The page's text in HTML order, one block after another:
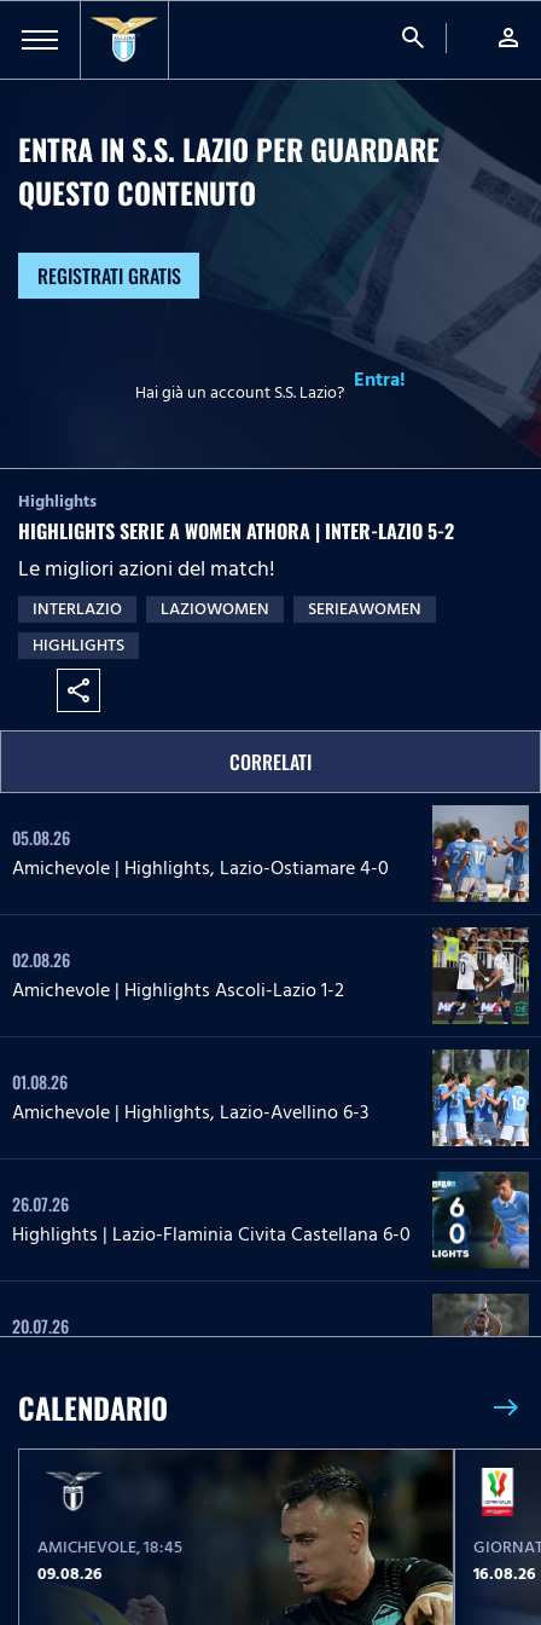
search person
ENTRA IN S.S. LAZIO PER GUARDARE
QUESTO CONTENUTO
REGISTRATI GRATIS
Hai già un account S.S. Lazio? Entra!
Highlights
HIGHLIGHTS SERIE A WOMEN ATHORA | INTER-LAZIO 5-2
Le migliori azioni del match!
INTERLAZIO LAZIOWOMEN
SERIEAWOMEN
HIGHLIGHTS
share
CORRELATI
05.08.26
Amichevole | Highlights, Lazio-Ostiamare 4-0
02.08.26
Amichevole | Highlights Ascoli-Lazio 1-2
01.08.26
Amichevole | Highlights, Lazio-Avellino 6-3
26.07.26
Highlights | Lazio-Flaminia Civita Castellana 6-0
20.07.26
24.05.26
Highlights Serie A Enilive | Lazio-Pisa 2-1
17.05.26
Highlights Serie A Women Athora | Fiorentina-
Lazio Women 2-1
CALENDARIO east
AMICHEVOLE, 18:45
09.08.26
16.08.26